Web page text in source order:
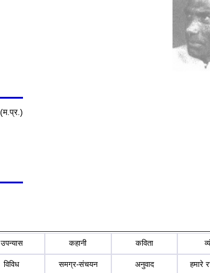
उपन्यास कहानी कविता
विविध समग्र-संचयन अनुवाद हमारे